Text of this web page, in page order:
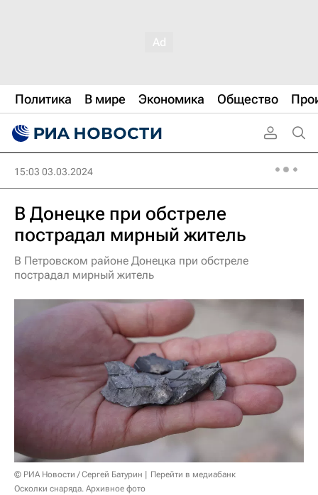
Политика В мире Экономика Общество
15:03 03.03.2024
В Донецке при обстреле
пострадал мирный житель
В Петровском районе Донецка при обстреле
пострадал мирный житель
© РИА Новости / Сергей Батурин
Перейти в медиабанк
Осколки снаряда. Архивное фото